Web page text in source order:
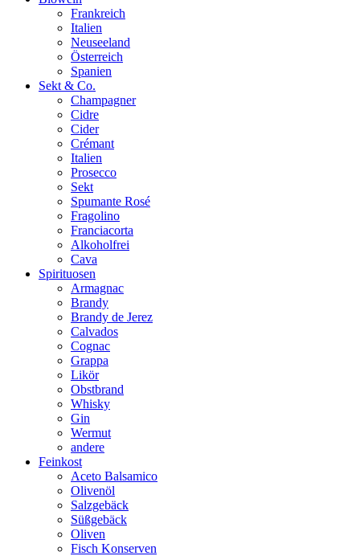
Frankreich
Italien
Neuseeland
Österreich
Spanien
Sekt & Co.
Champagner
Cidre
Cider
Crémant
Italien
Prosecco
Sekt
Spumante Rosé
Fragolino
Franciacorta
Alkoholfrei
Cava
Spirituosen
Armagnac
Brandy
Brandy de Jerez
Calvados
Cognac
Grappa
Likör
Obstbrand
Whisky
Gin
Wermut
andere
Feinkost
Aceto Balsamico
Olivenöl
Salzgebäck
Süßgebäck
Oliven
Fisch Konserven